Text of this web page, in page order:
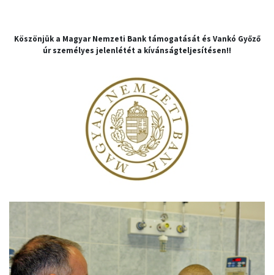
Köszönjük a Magyar Nemzeti Bank támogatását és Vankó Győző
úr személyes jelenlétét a kívánságteljesítésen!!